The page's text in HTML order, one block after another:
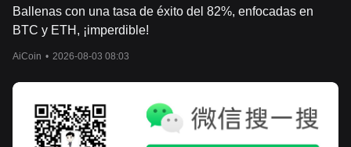
Ballenas con una tasa de éxito del 82%, enfocadas en
BTC y ETH, ¡imperdible!
AiCoin • 2026-08-03 08:03